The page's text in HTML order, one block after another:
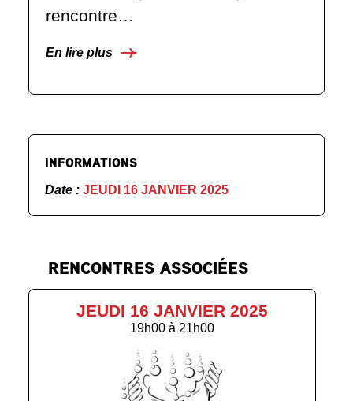
rencontre…
En lire plus
INFORMATIONS
Date : JEUDI 16 JANVIER 2025
RENCONTRES ASSOCIÉES
JEUDI 16 JANVIER 2025
19h00 à 21h00